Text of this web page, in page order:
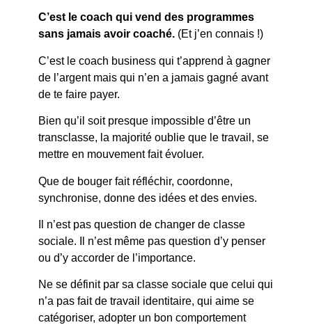
C’est le coach qui vend des programmes
sans jamais avoir coaché.(Et j’en connais !)
C’est le coach business qui t’apprend à gagner
de l’argent mais qui n’en a jamais gagné avant
de te faire payer.
Bien qu’il soit presque impossible d’être un
transclasse, la majorité oublie que le travail, se
mettre en mouvement fait évoluer.
Que de bouger fait réfléchir, coordonne,
synchronise, donne des idées et des envies.
Il n’est pas question de changer de classe
sociale. Il n’est même pas question d’y penser
ou d’y accorder de l’importance.
Ne se définit par sa classe sociale que celui qui
n’a pas fait de travail identitaire, qui aime se
catégoriser, adopter un bon comportement